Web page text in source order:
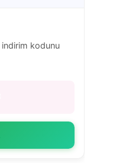
kodunu